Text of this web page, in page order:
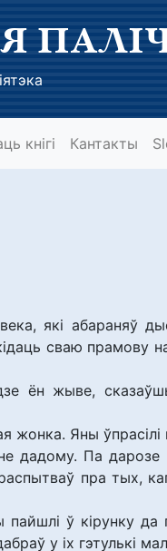
кнігі Кантакты
які абараняў
сваю прамову
ён жыве,
Яны ўпрасілі
дадому. Па
пра тых,
пайшлі ў кірунку
у іх гэтулькі